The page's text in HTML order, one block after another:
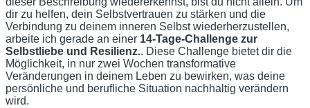
dir zu helfen, dein Selbstvertrauen zu stärken und die
Verbindung zu deinem inneren Selbst wiederherzustellen,
arbeite ich gerade an einer 14-Tage-Challenge zur
Selbstliebe und Resilienz.. Diese Challenge bietet dir die
Möglichkeit, in nur zwei Wochen transformative
Veränderungen in deinem Leben zu bewirken, was deine
persönliche und berufliche Situation nachhaltig verändern
wird.